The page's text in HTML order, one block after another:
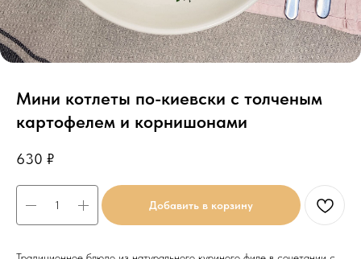
Мини котлеты по-киевски с толченым
картофелем и корнишонами
630 ₽
Добавить в корзину